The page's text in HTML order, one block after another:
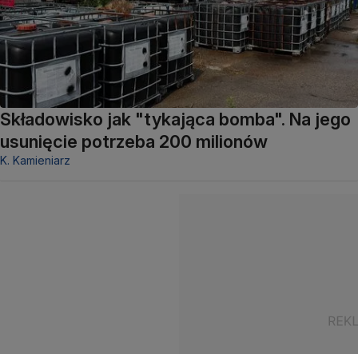
Składowisko jak "tykająca bomba". Na jego
usunięcie potrzeba 200 milionów
K. Kamieniarz